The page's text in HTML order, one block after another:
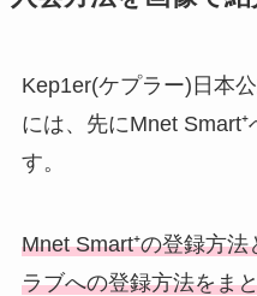
Kep1er(ケプラー)日本
には、先にMnet
す。
Mnet Smart⁺の登録方
ラブへの登録方法をま